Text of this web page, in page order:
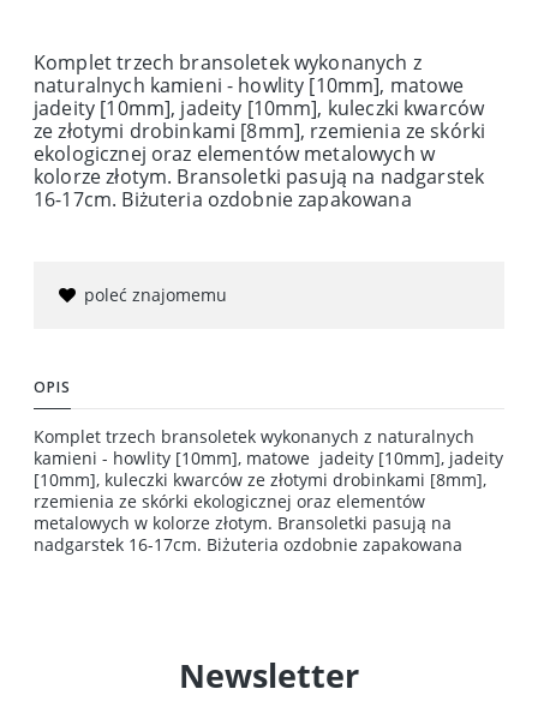
Komplet trzech bransoletek wykonanych z
naturalnych kamieni - howlity [10mm], matowe
jadeity [10mm], jadeity [10mm], kuleczki kwarców
ze złotymi drobinkami [8mm], rzemienia ze skórki
ekologicznej oraz elementów metalowych w
kolorze złotym. Bransoletki pasują na nadgarstek
16-17cm. Biżuteria ozdobnie zapakowana
poleć znajomemu
OPIS
Komplet trzech bransoletek wykonanych z naturalnych
kamieni - howlity [10mm], matowe jadeity [10mm], jadeity
[10mm], kuleczki kwarców ze złotymi drobinkami [8mm],
rzemienia ze skórki ekologicznej oraz elementów
metalowych w kolorze złotym. Bransoletki pasują na
nadgarstek 16-17cm. Biżuteria ozdobnie zapakowana
Newsletter